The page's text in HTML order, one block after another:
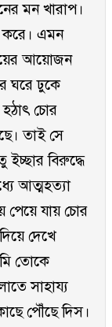
মন খারাপ।
করে। এমন
আয়োজন
ঘরে ঢুকে
হঠাৎ চোর
তাই সে
ইচ্ছার বিরুদ্ধে
আত্মহত্যা
পেয়ে যায় চোর
দেখে
তোকে
সাহায্য
পৌঁছে দিস।